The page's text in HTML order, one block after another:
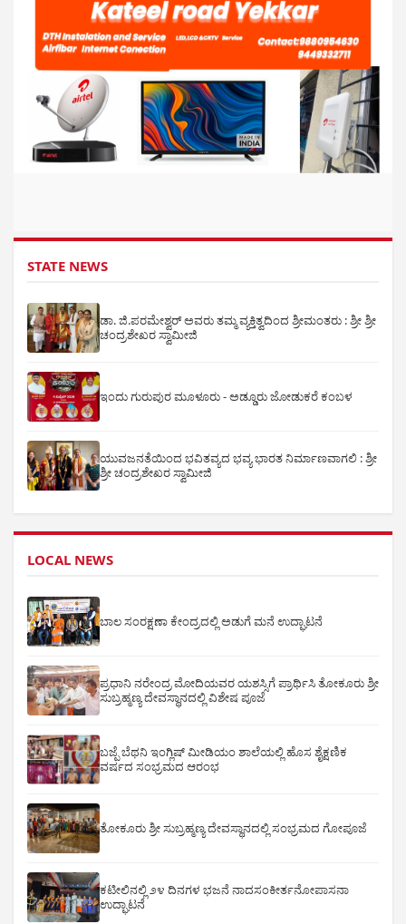
STATE NEWS
ಡಾ. ಜಿ.ಪರಮೇಶ್ವರ್ ಅವರು ತಮ್ಮ ವ್ಯಕ್ತಿತ್ವದಿಂದ ಶ್ರೀಮಂತರು : ಶ್ರೀ ಶ್ರೀ
ಚಂದ್ರಶೇಖರ ಸ್ವಾಮೀಜಿ
ಇಂದು ಗುರುಪುರ ಮೂಳೂರು - ಅಡ್ಡೂರು ಜೋಡುಕರೆ ಕಂಬಳ
ಯುವಜನತೆಯಿಂದ ಭವಿತವ್ಯದ ಭವ್ಯ ಭಾರತ ನಿರ್ಮಾಣವಾಗಲಿ : ಶ್ರೀ
ಶ್ರೀ ಚಂದ್ರಶೇಖರ ಸ್ವಾಮೀಜಿ
LOCAL NEWS
ಬಾಲ ಸಂರಕ್ಷಣಾ ಕೇಂದ್ರದಲ್ಲಿ ಅಡುಗೆ ಮನೆ ಉದ್ಘಾಟನೆ
ಪ್ರಧಾನಿ ನರೇಂದ್ರ ಮೋದಿಯವರ ಯಶಸ್ಸಿಗೆ ಪ್ರಾರ್ಥಿಸಿ ತೋಕೂರು ಶ್ರೀ
ಸುಬ್ರಹ್ಮಣ್ಯ ದೇವಸ್ಥಾನದಲ್ಲಿ ವಿಶೇಷ ಪೂಜೆ
ಬಜ್ಪೆ ಬೆಥನಿ ಇಂಗ್ಲಿಷ್ ಮೀಡಿಯಂ ಶಾಲೆಯಲ್ಲಿ ಹೊಸ ಶೈಕ್ಷಣಿಕ
ವರ್ಷದ ಸಂಭ್ರಮದ ಆರಂಭ
ತೋಕೂರು ಶ್ರೀ ಸುಬ್ರಹ್ಮಣ್ಯ ದೇವಸ್ಥಾನದಲ್ಲಿ ಸಂಭ್ರಮದ ಗೋಪೂಜೆ
ಕಟೀಲಿನಲ್ಲಿ ೨೪ ದಿನಗಳ ಭಜನೆ ನಾದಸಂಕೀರ್ತನೋಪಾಸನಾ
ಉದ್ಘಾಟನೆ